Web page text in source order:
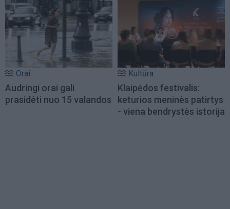
Orai
Audringi orai gali
prasidėti nuo 15 valandos
Kultūra
Klaipėdos festivalis:
keturios meninės patirtys
- viena bendrystės istorija